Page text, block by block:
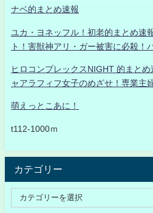
ナベ的まとめ速報
ユカ・ヨネッフル！初老的まとめ速
ト！害獣神アリ・ガー被害に必殺！
ヒロコンプレックスNIGHT 的まと
ャアラフィフ女子のめざせ！専業主
萌えっとこあに！
t112-1000ｍ
カテゴリー